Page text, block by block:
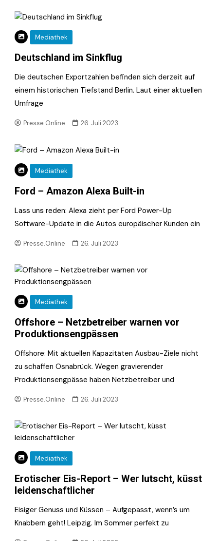
Mediathek
Deutschland im Sinkflug
Die deutschen Exportzahlen befinden sich derzeit auf
einem historischen Tiefstand Berlin. Laut einer aktuellen
Umfrage
Presse.Online 26. Juli 2023
Mediathek
Ford – Amazon Alexa Built-in
Lass uns reden: Alexa zieht per Ford Power-Up
Software-Update in die Autos europäischer Kunden ein
Presse.Online 26. Juli 2023
Mediathek
Offshore – Netzbetreiber warnen vor
Produktionsengpässen
Offshore: Mit aktuellen Kapazitäten Ausbau-Ziele nicht
zu schaffen Osnabrück. Wegen gravierender
Produktionsengpässe haben Netzbetreiber und
Presse.Online 26. Juli 2023
Mediathek
Erotischer Eis-Report – Wer lutscht, küsst
leidenschaftlicher
Eisiger Genuss und Küssen – Aufgepasst, wenn’s um
Knabbern geht! Leipzig. Im Sommer perfekt zu